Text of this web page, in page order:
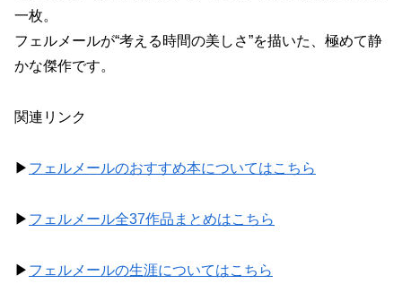
一枚。
フェルメールが“考える時間の美しさ”を描いた、極めて静
かな傑作です。
関連リンク
▶ フェルメールのおすすめ本についてはこちら
▶ フェルメール全37作品まとめはこちら
▶ フェルメールの生涯についてはこちら